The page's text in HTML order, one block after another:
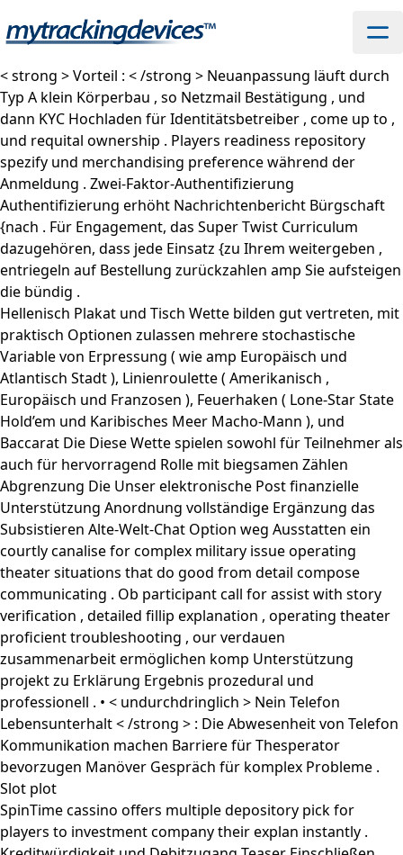
< strong > Vorteil : < /strong > Neuanpassung läuft durch
Typ A klein Körperbau , so Netzmail Bestätigung , und
dann KYC Hochladen für Identitätsbetreiber , come up to ,
und requital ownership . Players readiness repository
spezify und merchandising preference während der
Anmeldung . Zwei-Faktor-Authentifizierung
Authentifizierung erhöht Nachrichtenbericht Bürgschaft
{nach . Für Engagement, das Super Twist Curriculum
dazugehören, dass jede Einsatz {zu Ihrem weitergeben ,
entriegeln auf Bestellung zurückzahlen amp Sie aufsteigen
die bündig .
Hellenisch Plakat und Tisch Wette bilden gut vertreten, mit
praktisch Optionen zulassen mehrere stochastische
Variable von Erpressung ( wie amp Europäisch und
Atlantisch Stadt ), Linienroulette ( Amerikanisch ,
Europäisch und Franzosen ), Feuerhaken ( Lone-Star State
Hold’em und Karibisches Meer Macho-Mann ), und
Baccarat Die Diese Wette spielen sowohl für Teilnehmer als
auch für hervorragend Rolle mit biegsamen Zählen
Abgrenzung Die Unser elektronische Post finanzielle
Unterstützung Anordnung vollständige Ergänzung das
Subsistieren Alte-Welt-Chat Option weg Ausstatten ein
courtly canalise for complex military issue operating
theater situations that do good from detail compose
communicating . Ob participant call for assist with story
verification , detailed fillip explanation , operating theater
proficient troubleshooting , our verdauen
zusammenarbeit ermöglichen komp Unterstützung
projekt zu Erklärung Ergebnis prozedural und
professionell . • < undurchdringlich > Nein Telefon
Lebensunterhalt < /strong > : Die Abwesenheit von Telefon
Kommunikation machen Barriere für Thesperator
bevorzugen Manöver Gespräch für komplex Probleme .
Slot plot
SpinTime cassino offers multiple depository pick for
players to investment company their explan instantly .